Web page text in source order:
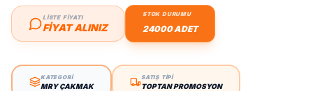
LİSTE FİYATI
FIYAT ALINIZ
STOK DURUMU
24000 ADET
KATEGORİ
MRY ÇAKMAK
SATIŞ TİPİ
TOPTAN PROMOSYON